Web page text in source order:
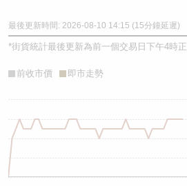
最後更新時間: 2026-08-10 14:15 (15分鐘延遲)
*街貨統計最後更新為前一個交易日下午4時正
前收市價 即市走勢